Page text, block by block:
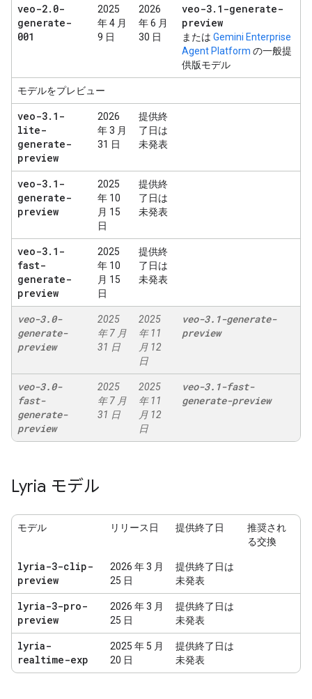
veo-2. 0-
generate-
001
2025
年 4 月
9 日
2026
年 6 月
30 日
veo-3. 1-generate-
preview
または Gemini Enterprise
Agent Platform の一般提
供版モデル
モデルをプレビュー
veo-3. 1-
lite-
generate-
preview
2026
年 3 月
31 日
提供終
了日は
未発表
veo-3. 1-
generate-
preview
2025
年 10
月 15
日
提供終
了日は
未発表
veo-3. 1-
fast-
generate-
preview
2025
年 10
月 15
日
提供終
了日は
未発表
veo-3.0-
generate-
preview
2025
年 7 月
31 日
2025
年 11
月 12
日
veo-3. 1-generate-
preview
veo-3.0-
fast-
generate-
preview
2025
年 7 月
31 日
2025
年 11
月 12
日
veo-3. 1-fast-
generate-preview
Lyria モデル
モデル リリース日 提供終了日
推奨され
る交換
lyria-3-clip-
preview
2026 年 3 月
25 日
提供終了日は
未発表
lyria-3-pro-
preview
2026 年 3 月
25 日
提供終了日は
未発表
lyria-
realtime-exp
2025 年 5 月
20 日
提供終了日は
未発表